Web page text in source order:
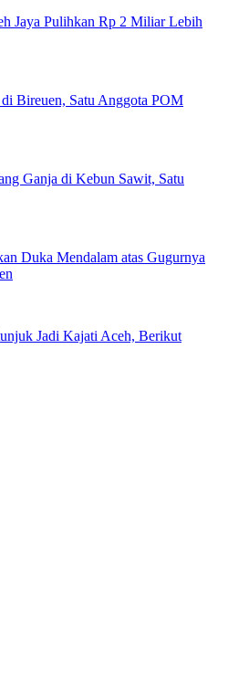
Jaya Pulihkan Rp 2 Miliar Lebih
Bireuen, Satu Anggota POM
Ganja di Kebun Sawit, Satu
Duka Mendalam atas Gugurnya
Jadi Kajati Aceh, Berikut